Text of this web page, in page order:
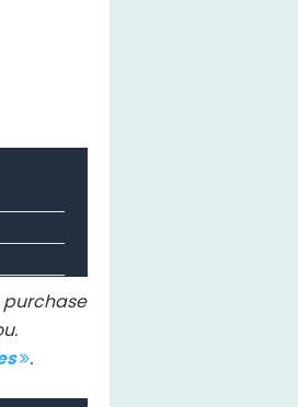
purchase
.